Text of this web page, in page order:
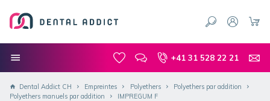
+41 31 528 22 21
Dental Addict CH Empreintes Polyethers
Polyethers par addition
Polyethers manuels par addition
IMPREGUM F